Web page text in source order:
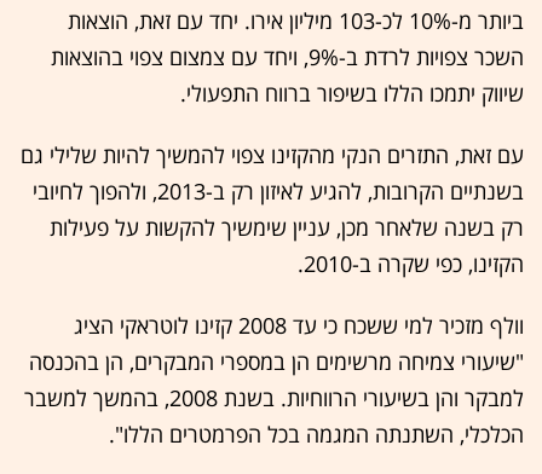
ביותר מ-10% לכ-103 מיליון אירו. יחד עם זאת, הוצאות
השכר צפויות לרדת ב-9%, ויחד עם צמצום צפוי בהוצאות
שיווק יתמכו הללו בשיפור ברווח התפעולי.
עם זאת, התזרים הנקי מהקזינו צפוי להמשיך להיות שלילי גם
בשנתיים הקרובות, להגיע לאיזון רק ב-2013, ולהפוך לחיובי
רק בשנה שלאחר מכן, עניין שימשיך להקשות על פעילות
הקזינו, כפי שקרה ב-2010.
וולף מזכיר למי ששכח כי עד 2008 קזינו לוטראקי הציג
"שיעורי צמיחה מרשימים הן במספרי המבקרים, הן בהכנסה
למבקר והן בשיעורי הרווחיות. בשנת 2008, בהמשך למשבר
הכלכלי, השתנתה המגמה בכל הפרמטרים הללו".